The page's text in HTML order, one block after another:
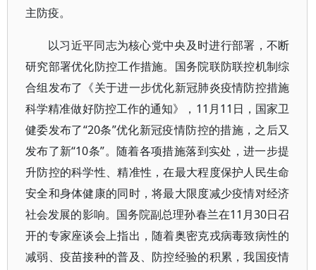
主防疫。
以习近平同志为核心党中央及时进行部署，不断
研究部署优化防控工作措施。国务院联防联控机制综
合组发布了《关于进一步优化新冠肺炎疫情防控措施
科学精准做好防控工作的通知》，11月11日，国家卫
健委发布了“20条”优化新冠疫情防控的措施，之后又
发布了新“10条”。随着各项措施落到实处，进一步提
升防控的科学性、精准性，在最大程度保护人民生命
安全和身体健康的同时，将最大限度减少疫情对经济
社会发展的影响。国务院副总理孙春兰在11月30日召
开的专家座谈会上指出，随着奥密克戎病毒致病性的
减弱、疫苗接种的普及、防控经验的积累，我国疫情